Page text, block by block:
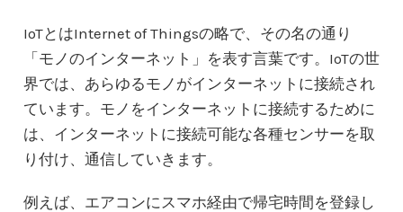
IoTとはInternet of Thingsの略で、その名の通り
「モノのインターネット」を表す言葉です。IoTの世
界では、あらゆるモノがインターネットに接続され
ています。モノをインターネットに接続するために
は、インターネットに接続可能な各種センサーを取
り付け、通信していきます。
例えば、エアコンにスマホ経由で帰宅時間を登録し